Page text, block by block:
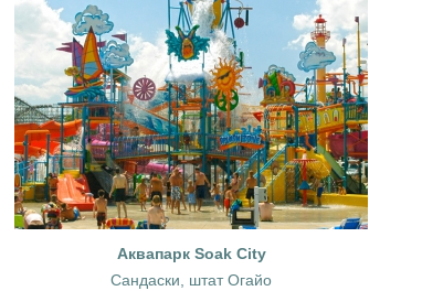
Аквапарк Soak City
Сандаски, штат Огайо